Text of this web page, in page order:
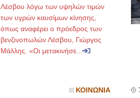
Λέσβου λόγω των υψηλών τιμών
των υγρών καυσίμων κίνησης,
όπως αναφέρει ο πρόεδρος των
βενζινοπωλών Λέσβου, Γιώργος
Μάλλης. «Οι μετακινήσε...
ΚΟΙΝΩΝΙΑ